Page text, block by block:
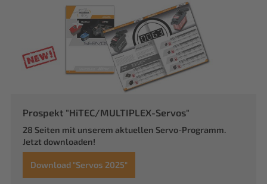
Prospekt "HiTEC/MULTIPLEX-Servos"
28 Seiten mit unserem aktuellen Servo-Programm.
Jetzt downloaden!
Download "Servos 2025"